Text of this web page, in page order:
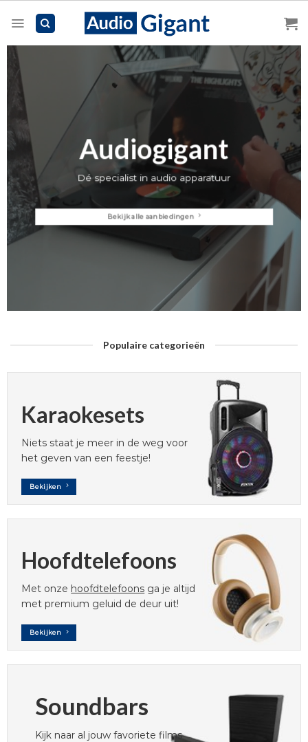
Audiogigant
Dé specialist in audio apparatuur
Bekijk alle aanbiedingen
Populaire categorieën
Karaokesets
Niets staat je meer in de weg voor
het geven van een feestje!
Bekijken
Hoofdtelefoons
Met onze hoofdtelefoons ga je altijd
met premium geluid de deur uit!
Bekijken
Soundbars
Kijk naar al jouw favoriete films